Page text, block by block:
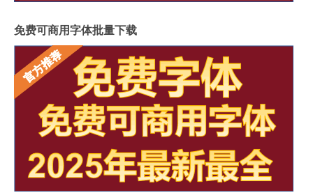
免费可商用字体批量下载